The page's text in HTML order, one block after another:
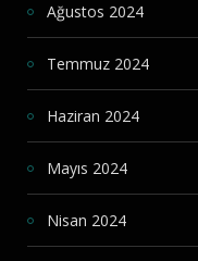
Ağustos 2024
Temmuz 2024
Haziran 2024
Mayıs 2024
Nisan 2024